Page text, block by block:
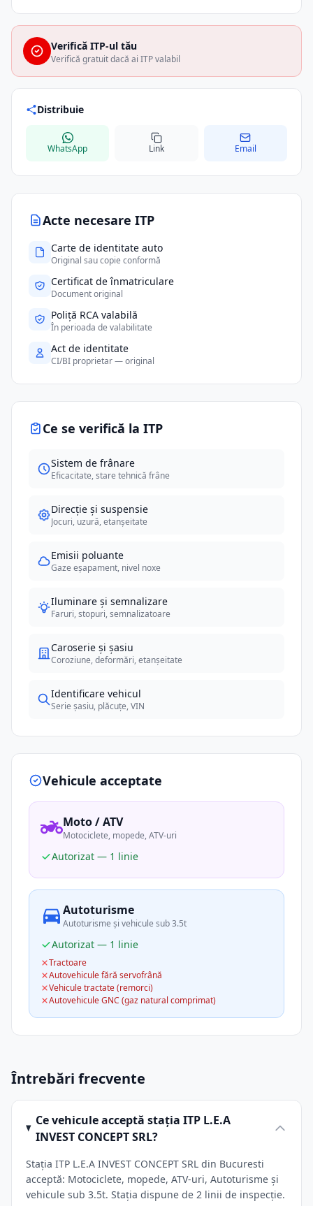
Acte necesare ITP
Carte de identitate auto
Original sau copie conformă
Certificat de înmatriculare
Document original
Poliță RCA valabilă
În perioada de valabilitate
Act de identitate
CI/BI proprietar — original
Ce se verifică la ITP
Sistem de frânare
Eficacitate, stare tehnică frâne
Direcție și suspensie
Jocuri, uzură, etanșeitate
Emisii poluante
Gaze eșapament, nivel noxe
Iluminare și semnalizare
Faruri, stopuri, semnalizatoare
Caroserie și șasiu
Coroziune, deformări, etanșeitate
Identificare vehicul
Serie șasiu, plăcuțe, VIN
Vehicule acceptate
Moto / ATV
Motociclete, mopede, ATV-uri
Autorizat — 1 linie
Autoturisme
Autoturisme și vehicule sub 3.5t
Autorizat — 1 linie
Tractoare
Autovehicule fără servofrână
Vehicule tractate (remorci)
Autovehicule GNC (gaz natural comprimat)
Verifică ITP-ul tău
Verifică gratuit dacă ai ITP valabil
Distribuie
WhatsApp Link Email
Întrebări frecvente
Ce vehicule acceptă stația ITP L.E.A
INVEST CONCEPT SRL?
Stația ITP L.E.A INVEST CONCEPT SRL din Bucuresti
acceptă: Motociclete, mopede, ATV-uri, Autoturisme și
vehicule sub 3.5t. Stația dispune de 2 linii de inspecție.